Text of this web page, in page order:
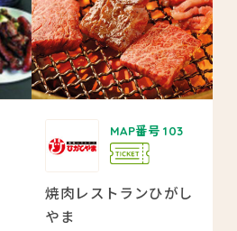
MAP番号 103
焼肉レストランひがし
やま